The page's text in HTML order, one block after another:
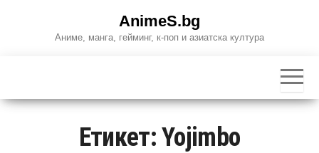
AnimeS.bg
Аниме, манга, гейминг, к-поп и азиатска култура
Етикет:Yojimbo